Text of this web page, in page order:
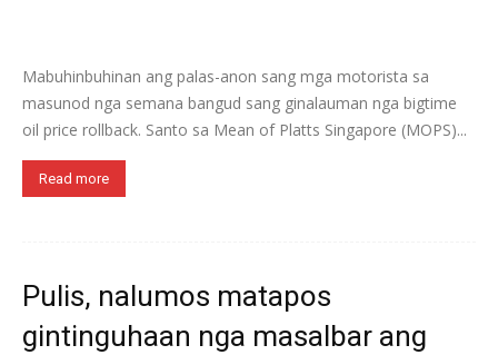
Mabuhinbuhinan ang palas-anon sang mga motorista sa
masunod nga semana bangud sang ginalauman nga bigtime
oil price rollback. Santo sa Mean of Platts Singapore (MOPS)...
Read more
Pulis, nalumos matapos
gintinguhaan nga masalbar ang